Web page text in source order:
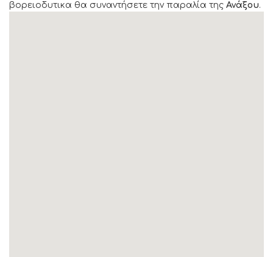
βορειοδυτικα θα συναντήσετε την παραλία της Ανάξου.